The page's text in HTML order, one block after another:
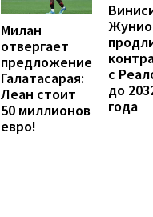
Милан
отвергает
предложение
Галатасарая:
Леан стоит
50 миллионов
евро!
с
до
года